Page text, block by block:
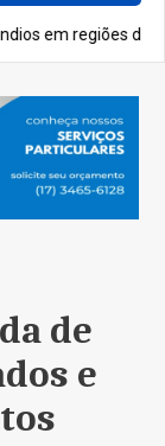
nesta segunda-
de
e